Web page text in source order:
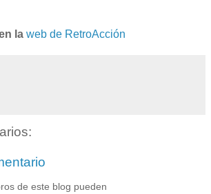
la web de RetroAcción
de este blog pueden